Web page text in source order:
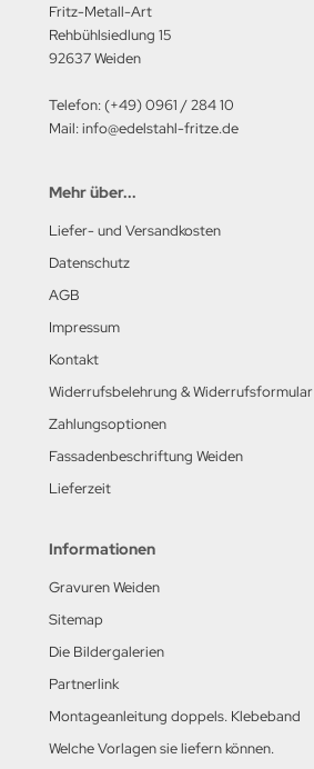
Fritz-Metall-Art
Rehbühlsiedlung 15
92637 Weiden
Telefon: (+49) 0961 / 284 10
Mail: info@edelstahl-fritze.de
Mehr über...
Liefer- und Versandkosten
Datenschutz
AGB
Impressum
Kontakt
Widerrufsbelehrung & Widerrufsformular
Zahlungsoptionen
Fassadenbeschriftung Weiden
Lieferzeit
Informationen
Gravuren Weiden
Sitemap
Die Bildergalerien
Partnerlink
Montageanleitung doppels. Klebeband
Welche Vorlagen sie liefern können.